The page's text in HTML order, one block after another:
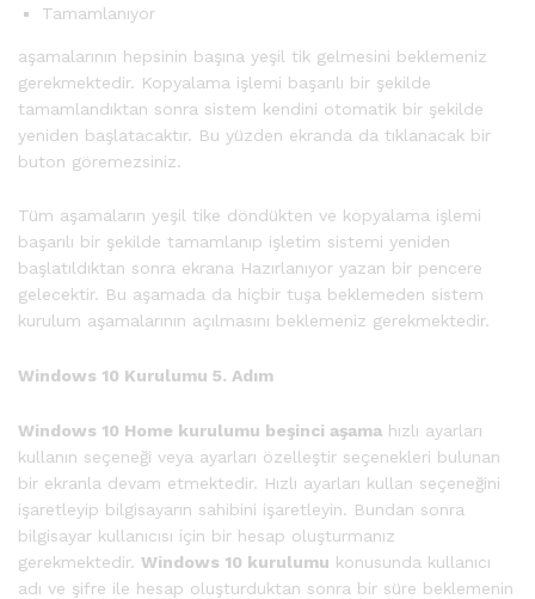
Tamamlanıyor
aşamalarının hepsinin başına yeşil tik gelmesini beklemeniz
gerekmektedir. Kopyalama işlemi başarılı bir şekilde
tamamlandıktan sonra sistem kendini otomatik bir şekilde
yeniden başlatacaktır. Bu yüzden ekranda da tıklanacak bir
buton göremezsiniz.
Tüm aşamaların yeşil tike döndükten ve kopyalama işlemi
başarılı bir şekilde tamamlanıp işletim sistemi yeniden
başlatıldıktan sonra ekrana Hazırlanıyor yazan bir pencere
gelecektir. Bu aşamada da hiçbir tuşa beklemeden sistem
kurulum aşamalarının açılmasını beklemeniz gerekmektedir.
Windows 10 Kurulumu 5. Adım
Windows 10 Home kurulumu beşinci aşama hızlı ayarları
kullanın seçeneği veya ayarları özelleştir seçenekleri bulunan
bir ekranla devam etmektedir. Hızlı ayarları kullan seçeneğini
işaretleyip bilgisayarın sahibini işaretleyin. Bundan sonra
bilgisayar kullanıcısı için bir hesap oluşturmanız
gerekmektedir. Windows 10 kurulumu konusunda kullanıcı
adı ve şifre ile hesap oluşturduktan sonra bir süre beklemenin